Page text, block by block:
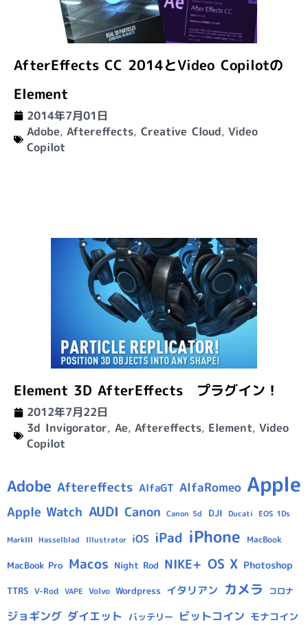
AfterEffects CC 2014とVideo Copilotの
Element
2014年7月01日
Adobe,Aftereffects, Creative Cloud, Video
Copilot
Element 3D AfterEffects プラグイン！
2012年7月22日
3d Invigorator, Ae, Aftereffects, Element,Video
Copilot
Adobe Aftereffects AlfaGT AlfaRomeo Apple
Apple Watch AUDI Canon Canon 5d DJI Ducati EOS 1Ds
MarkIII Hasselblad Illustrator iOS iPad iPhone MacBook
MacBook Pro Macos Night Rod NIKE+ OS X Photoshop
TTRS V-Rod VAPE Volvo Wordpress イタリアン カメラ コロナ
ジョギング ダイエット バッテリー ビットコイン モナコイン